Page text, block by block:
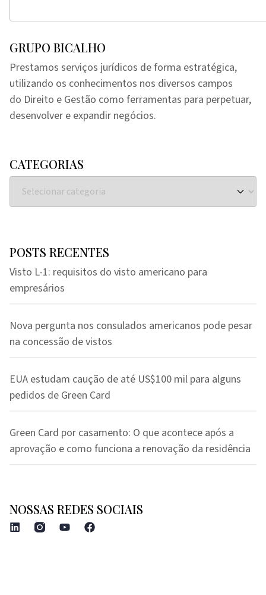
GRUPO BICALHO
Prestamos serviços jurídicos de forma estratégica,
utilizando os conhecimentos nos diversos campos
do Direito e Gestão como ferramentas para perpetuar,
desenvolver e expandir negócios.
CATEGORIAS
POSTS RECENTES
Visto L-1: requisitos do visto americano para
empresários
Nova pergunta nos consulados americanos pode pesar
na concessão de vistos
EUA estudam caução de até US$100 mil para alguns
pedidos de Green Card
Green Card por casamento: O que acontece após a
aprovação e como funciona a renovação da residência
NOSSAS REDES SOCIAIS